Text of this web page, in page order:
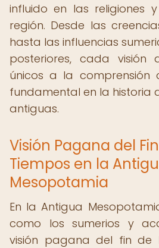
influido en las religiones
región. Desde las
hasta las influencias
posteriores, cada visión
únicos a la comprensión
fundamental en la historia
antiguas.
Visión Pagana del
Tiempos en la
Mesopotamia
En la Antigua
como los sumerios y
visión pagana del fin de